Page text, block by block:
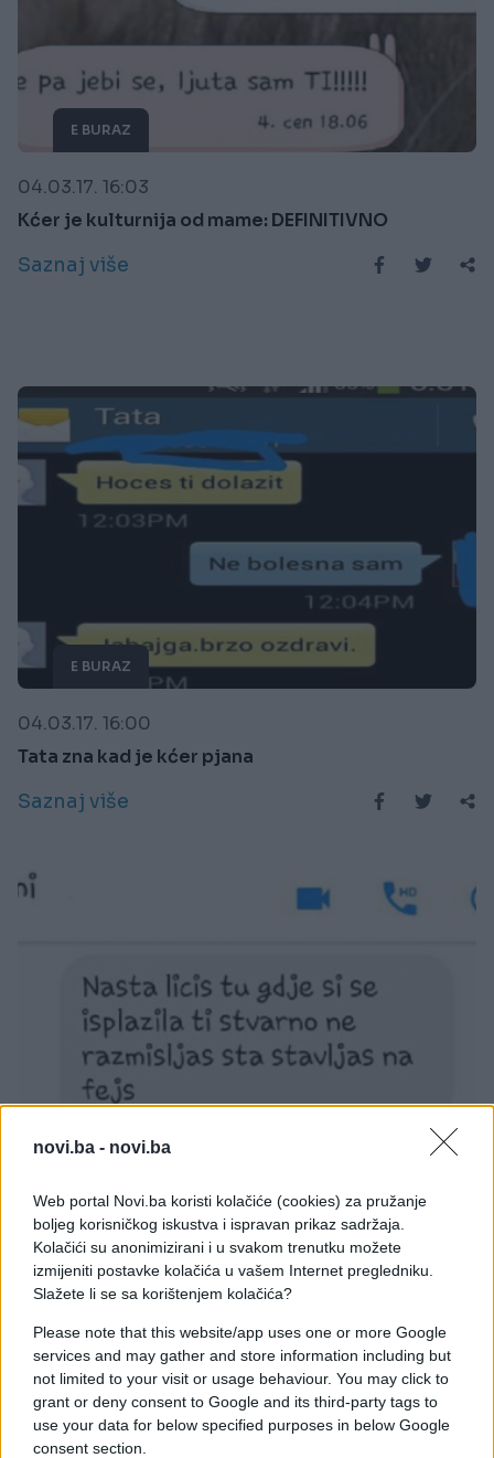
novi.ba - novi.ba
Web portal Novi.ba koristi kolačiće (cookies) za pružanje
boljeg korisničkog iskustva i ispravan prikaz sadržaja.
Kolačići su anonimizirani i u svakom trenutku možete
izmijeniti postavke kolačića u vašem Internet pregledniku.
Slažete li se sa korištenjem kolačića?
Please note that this website/app uses one or more Google
services and may gather and store information including but
not limited to your visit or usage behaviour. You may click to
grant or deny consent to Google and its third-party tags to
use your data for below specified purposes in below Google
consent section.
E BURAZ
04.03.17. 16:03
Kćer je kulturnija od mame: DEFINITIVNO
Saznaj više
E BURAZ
04.03.17. 16:00
Tata zna kad je kćer pjana
Saznaj više
E BURAZ
02.03.17. 22:58
Pa sta je objavila toliko sramotno i izazovno
Saznaj više